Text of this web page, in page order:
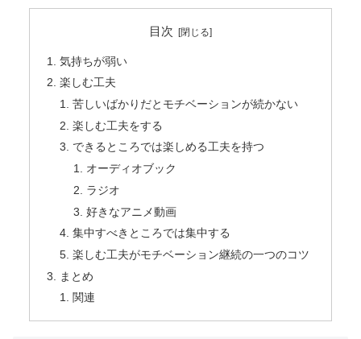
目次
気持ちが弱い
楽しむ工夫
苦しいばかりだとモチベーションが続かない
楽しむ工夫をする
できるところでは楽しめる工夫を持つ
オーディオブック
ラジオ
好きなアニメ動画
集中すべきところでは集中する
楽しむ工夫がモチベーション継続の一つのコツ
まとめ
関連